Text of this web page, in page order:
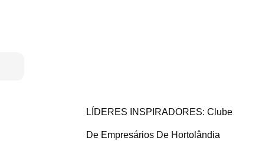
LÍDERES INSPIRADORES: Clube
De Empresários De Hortolândia